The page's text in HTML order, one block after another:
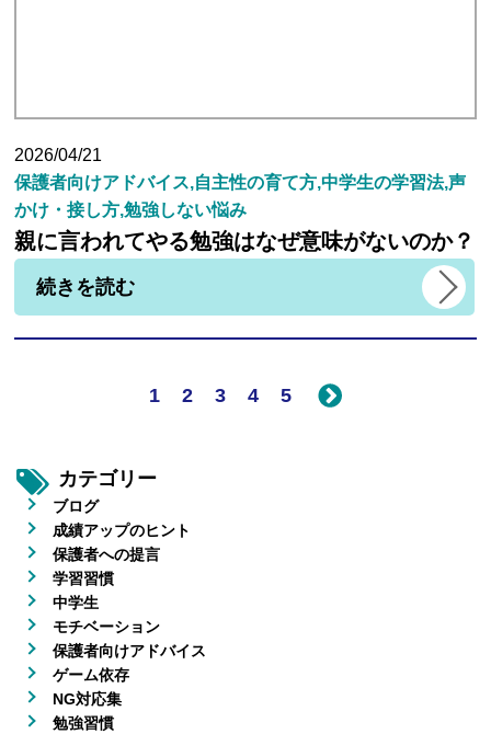
2026/04/21
保護者向けアドバイス,自主性の育て方,中学生の学習法,声
かけ・接し方,勉強しない悩み
親に言われてやる勉強はなぜ意味がないのか？
続きを読む
1 2 3 4 5
カテゴリー
ブログ
成績アップのヒント
保護者への提言
学習習慣
中学生
モチベーション
保護者向けアドバイス
ゲーム依存
NG対応集
勉強習慣